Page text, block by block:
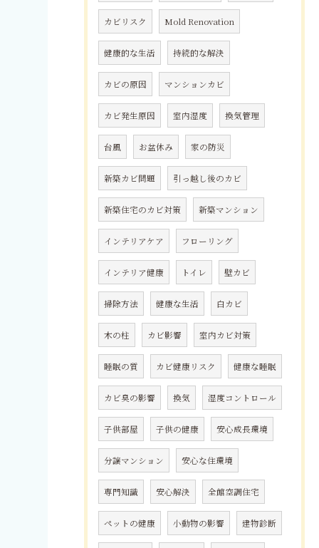
カビリスク Mold Renovation
健康的な生活 持続的な解決
カビの原因 マンションカビ
カビ発生原因 室内湿度 換気管理
台風 お盆休み 家の防災
新築カビ問題 引っ越し後のカビ
新築住宅のカビ対策 新築マンション
インテリアケア フローリング
インテリア健康 トイレ 壁カビ
掃除方法 健康な生活 白カビ
木の柱 カビ影響 室内カビ対策
睡眠の質 カビ健康リスク 健康な睡眠
カビ臭の影響 換気 湿度コントロール
子供部屋 子供の健康 安心成長環境
分譲マンション 安心な住環境
専門知識 安心解決 全館空調住宅
ペットの健康 小動物の影響 建物診断